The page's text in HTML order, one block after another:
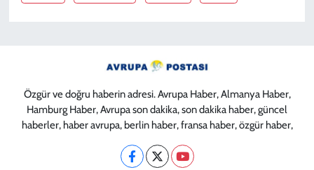
Özgür ve doğru haberin adresi. Avrupa Haber, Almanya Haber,
Hamburg Haber, Avrupa son dakika, son dakika haber, güncel
haberler, haber avrupa, berlin haber, fransa haber, özgür haber,